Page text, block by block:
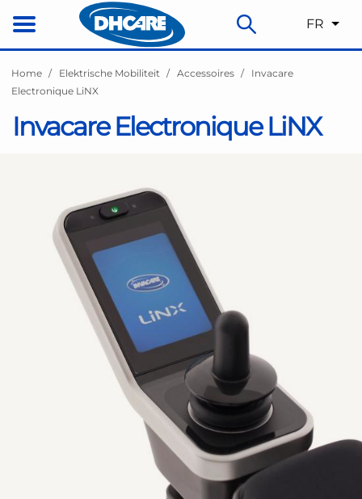
FR
Home Elektrische Mobiliteit Accessoires
Invacare
Electronique LiNX
Invacare Electronique LiNX